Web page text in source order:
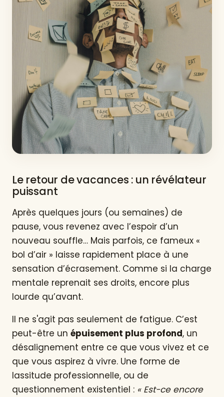
Le retour de vacances : un révélateur
puissant
Après quelques jours (ou semaines) de
pause, vous revenez avec l’espoir d’un
nouveau souffle… Mais parfois, ce fameux «
bol d’air » laisse rapidement place à une
sensation d’écrasement. Comme si la charge
mentale reprenait ses droits, encore plus
lourde qu’avant.
Il ne s'agit pas seulement de fatigue. C’est
peut-être un épuisement plus profond, un
désalignement entre ce que vous vivez et ce
que vous aspirez à vivre. Une forme de
lassitude professionnelle, ou de
questionnement existentiel : « Est-ce encore